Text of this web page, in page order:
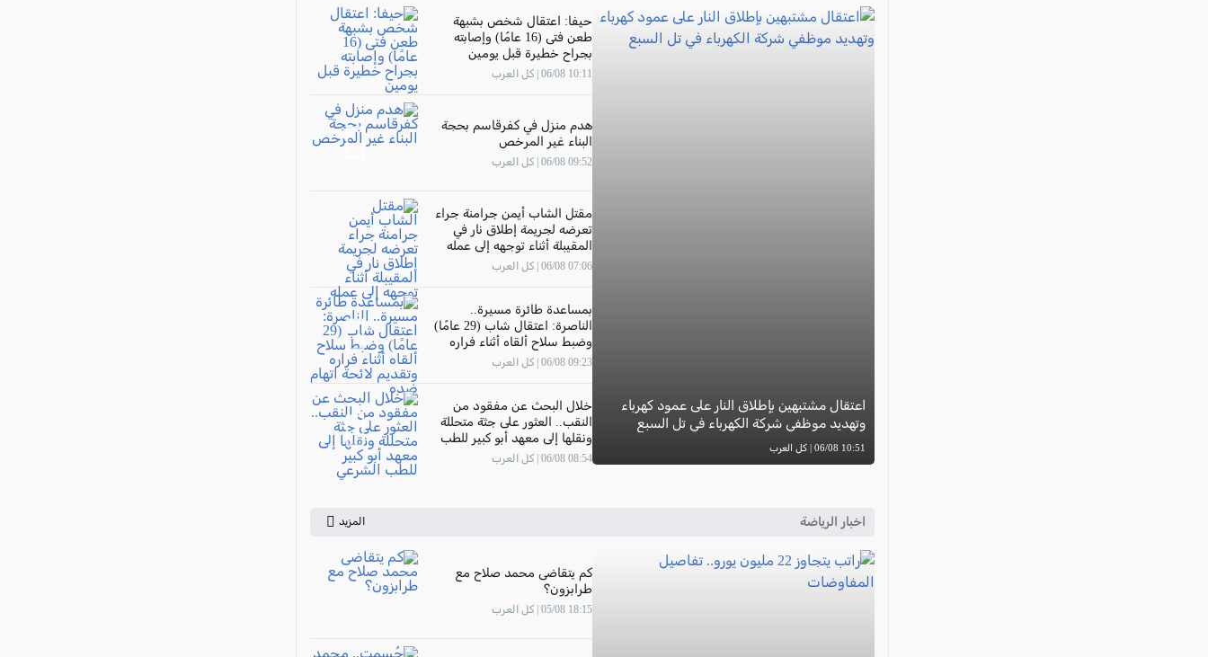
اعتقال مشتبهين بإطلاق النار على عمود كهرباء
وتهديد موظفي شركة الكهرباء في تل السبع
10:51 06/08 | كل العرب
حيفا: اعتقال شخص بشبهة
طعن فتى (16 عامًا) وإصابته
بجراح خطيرة قبل يومين
10:11 06/08 | كل العرب
هدم منزل في كفرقاسم بحجة
البناء غير المرخص
09:52 06/08 | كل العرب
مقتل الشاب أيمن جرامنة جراء
تعرضه لجريمة إطلاق نار في
المقيبلة أثناء توجهه إلى عمله
07:06 06/08 | كل العرب
بمساعدة طائرة مسيرة..
الناصرة: اعتقال شاب (29 عامًا)
وضبط سلاح ألقاه أثناء فراره
وتقديم لائحة اتهام ضده
09:23 06/08 | كل العرب
خلال البحث عن مفقود من
النقب.. العثور على جثة متحللة
ونقلها إلى معهد أبو كبير للطب
الشرعي
08:54 06/08 | كل العرب
اخبار الرياضة المزيد
كم يتقاضى محمد صلاح مع
طرابزون؟
18:15 05/08 | كل العرب